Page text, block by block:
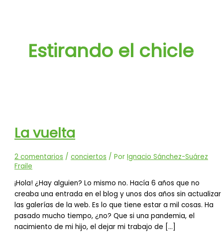
Estirando el chicle
La vuelta
2 comentarios /conciertos / PorIgnacio Sánchez-Suárez
Fraile
¡Hola! ¿Hay alguien? Lo mismo no. Hacía 6 años que no
creaba una entrada en el blog y unos dos años sin actualizar
las galerías de la web. Es lo que tiene estar a mil cosas. Ha
pasado mucho tiempo, ¿no? Que si una pandemia, el
nacimiento de mi hijo, el dejar mi trabajo de […]